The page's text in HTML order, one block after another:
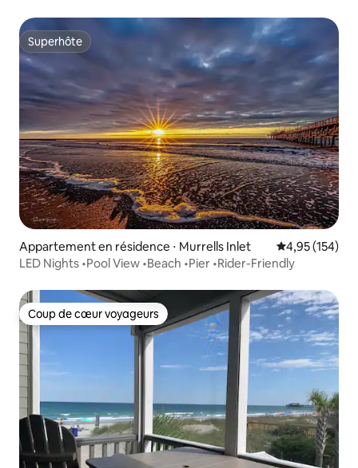
Superhôte
Superhôte
Appartement en résidence ⋅ Murrells Inlet Évaluation
4,95 (154)
LED Nights •Pool View •Beach •Pier •Rider-Friendly
Coup de cœur voyageurs
Coup de cœur voyageurs